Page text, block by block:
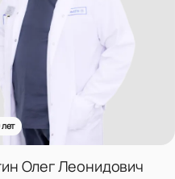
Олег Леонидович